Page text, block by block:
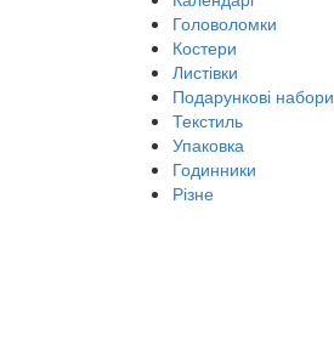
Головоломки
Костери
Листівки
Подарункові набори
Текстиль
Упаковка
Годинники
Різне